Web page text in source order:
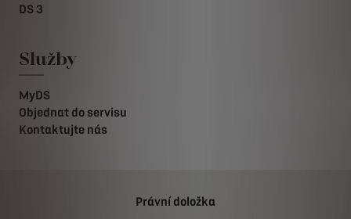
DS 3
Služby
MyDS
Objednat do servisu
Kontaktujte nás
Právní doložka